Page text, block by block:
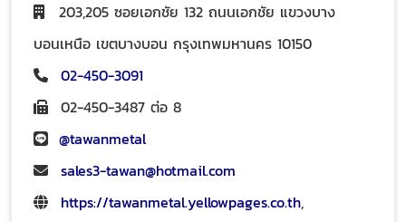
203,205 ซอยเอกชัย 132 ถนนเอกชัย แขวงบาง
บอนเหนือ เขตบางบอน กรุงเทพมหานคร 10150
02-450-3091
02-450-3487 ต่อ 8
@tawanmetal
sales3-tawan@hotmail.com
https://tawanmetal.yellowpages.co.th,